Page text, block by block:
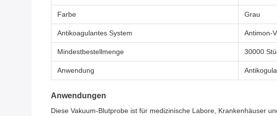
Farbe Grau
Antikoagulantes System Antimon-
Mindestbestellmenge 30000
Anwendung
Anwendungen
Diese Vakuum-Blutprobe ist für medizinische Labore, Krankenhäuser